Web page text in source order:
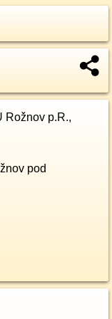
Rožnov p.R.,
pod